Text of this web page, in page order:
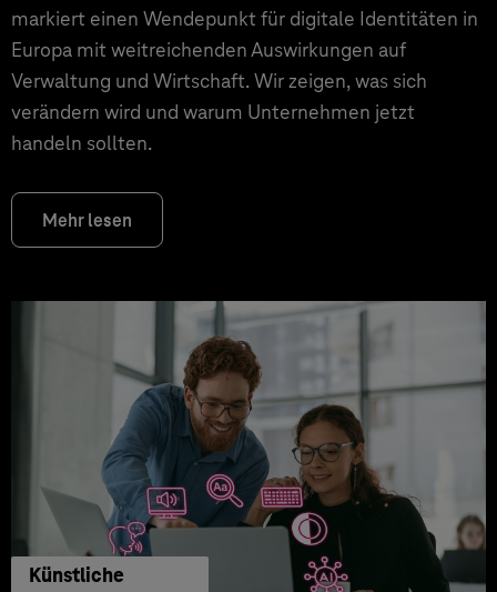
markiert einen Wendepunkt für digitale Identitäten in
Europa mit weitreichenden Auswirkungen auf
Verwaltung und Wirtschaft. Wir zeigen, was sich
verändern wird und warum Unternehmen jetzt
handeln sollten.
Mehr lesen
Künstliche